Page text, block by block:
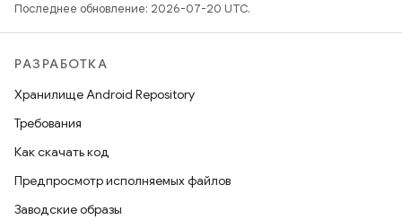
Последнее обновление: 2026-07-20 UTC.
РАЗРАБОТКА
Хранилище Android Repository
Требования
Как скачать код
Предпросмотр исполняемых файлов
Заводские образы